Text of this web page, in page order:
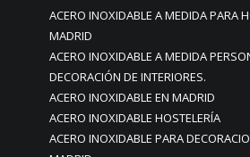
ACERO INOXIDABLE A MEDIDA PARA
MADRID
ACERO INOXIDABLE A MEDIDA
DECORACIÓN DE INTERIORES.
ACERO INOXIDABLE EN MADRID
ACERO INOXIDABLE HOSTELERÍA
ACERO INOXIDABLE PARA